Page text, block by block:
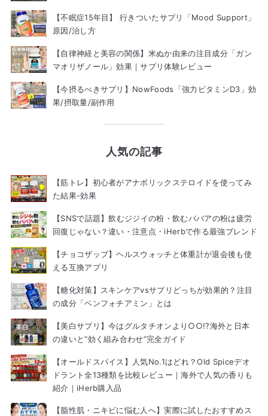
【不眠症15年目】 行きついたサプリ「Mood Support」
原因/治し方
【自律神経と美容の関係】米ぬか由来の注目成分「ガン
マオリザノール」効果｜サプリ体験レビュー
【今摂るべきサプリ】NowFoods「強力ビタミンD3」効
果/摂取量/副作用
人気の記事
【筋トレ】初心者がアナボリックステロイドを使ってみ
た結果-効果
【SNSで話題】飲むジジイの粉・飲むババアの粉は疲労
回復じゃない？違い・注意点・iHerbで作る最強ブレンド
【チョコザップ】ヘルスウォッチと体重計が退会後も使
える互換アプリ
【糖化対策】スキンケアvsサプリどっちが効果的？注目
の成分「ベンフォチアミン」とは
【美白サプリ】今はグルタチオンより○○!?海外と日本
の違いと“効く組み合わせ”完全ガイド
【オールドスパイス】人気No.1はどれ？Old Spiceデオ
ドラント全13種類を比較レビュー｜海外で人気の香りも
紹介｜iHerb購入品
【脂性肌・ニキビに悩む人へ】実際に試したおすすめス